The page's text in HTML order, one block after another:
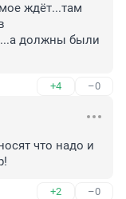
ждёт...там
должны были
+4 –0
что надо и
+2 –0